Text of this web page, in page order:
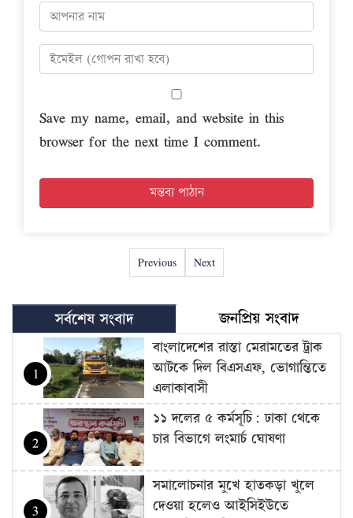
Save my name, email, and website in this
browser for the next time I comment.
Previous Next
সর্বশেষ সংবাদ জনপ্রিয় সংবাদ
1
বাংলাদেশের রাস্তা মেরামতের ট্রাক
আটকে দিল বিএসএফ, ভোগান্তিতে
এলাকাবাসী
2
১১ দলের ৫ কর্মসূচি: ঢাকা থেকে
চার বিভাগে লংমার্চ ঘোষণা
3
সমালোচনার মুখে হাতকড়া খুলে
দেওয়া হলেও আইসিইউতে